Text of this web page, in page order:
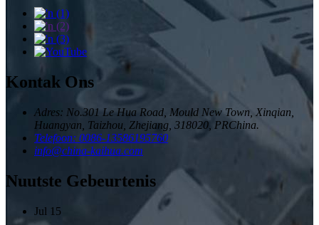
Kontak Ons
Adres: No.301 Le Hua Road, Mould New Town, Xinqian,
Huangyan, Taizhou, Zhejiang, 318020, PRChina.
Telefoon: 0086-13586195760
info@china-kaihua.com
Nuutste Gebeurtenis
Jul 15